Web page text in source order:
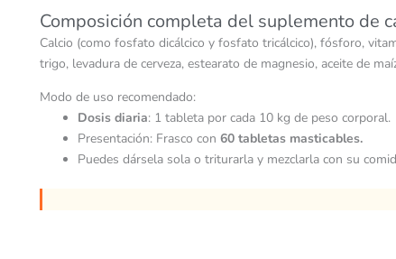
Composición completa del suplemento de
Calcio (como fosfato dicálcico y fosfato tricálcico), fósforo,
trigo, levadura de cerveza, estearato de magnesio, aceite de
Modo de uso recomendado:
Dosis diaria: 1 tableta por cada 10 kg de peso corporal.
Presentación: Frasco con 60 tabletas masticables.
Puedes dársela sola o triturarla y mezclarla con su